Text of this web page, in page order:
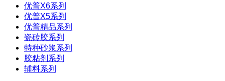
优普X6系列
优普X5系列
优普精品系列
瓷砖胶系列
特种砂浆系列
胶粘剂系列
辅料系列